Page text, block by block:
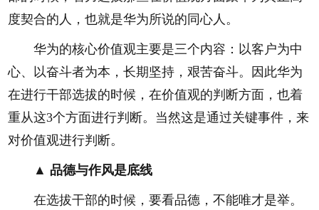
度契合的人，也就是华为所说的同心人。
华为的核心价值观主要是三个内容：以客户为中
心、以奋斗者为本，长期坚持，艰苦奋斗。因此华为
在进行干部选拔的时候，在价值观的判断方面，也着
重从这3个方面进行判断。当然这是通过关键事件，来
对价值观进行判断。
▲ 品德与作风是底线
在选拔干部的时候，要看品德，不能唯才是举。